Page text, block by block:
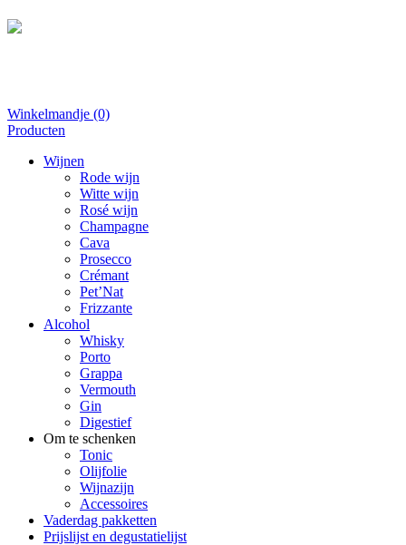
Winkelmandje (0)
Producten
de
inhoud
Wijnen
Rode wijn
Witte wijn
Rosé wijn
Champagne
Cava
Prosecco
Crémant
Pet’Nat
Frizzante
Alcohol
Whisky
Porto
Grappa
Vermouth
Gin
Digestief
Om te schenken
Tonic
Olijfolie
Wijnazijn
Accessoires
Vaderdag pakketten
Prijslijst en degustatielijst